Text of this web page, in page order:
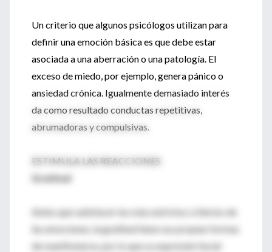
Un criterio que algunos psicólogos utilizan para
definir una emoción básica es que debe estar
asociada a una aberración o una patología. El
exceso de miedo, por ejemplo, genera pánico o
ansiedad crónica. Igualmente demasiado interés
da como resultado conductas repetitivas,
abrumadoras y compulsivas.
ESTIMULA LAS REACCIONES
Gratitud
Antes que satisfacer los más estrictos criterios de
las emociones, la gratitud tiene sus propias formas
de manifestarse, por lo que su expresión facial